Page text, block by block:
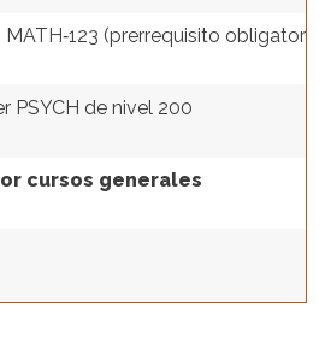
MATH‑123 (prerrequisito
PSYCH de nivel 200
cursos generales